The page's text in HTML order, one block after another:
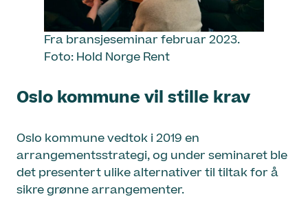
Fra bransjeseminar februar 2023.
Foto: Hold Norge Rent
Oslo kommune vil stille krav
Oslo kommune vedtok i 2019 en
arrangementsstrategi, og under seminaret ble
det presentert ulike alternativer til tiltak for å
sikre grønne arrangementer.